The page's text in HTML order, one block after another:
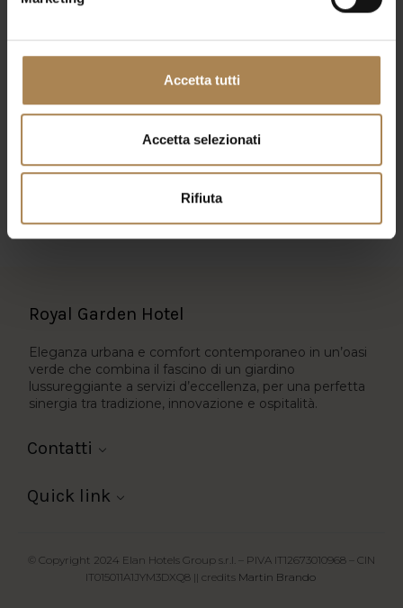
Accetta tutti
Accetta selezionati
Rifiuta
Royal Garden Hotel
Eleganza urbana e comfort contemporaneo in un’oasi
verde che combina il fascino di un giardino
lussureggiante a servizi d’eccellenza, per una perfetta
sinergia tra tradizione, innovazione e ospitalità.
Contatti
Quick link
© Copyright 2024 Elan Hotels Group s.r.l. – PIVA IT12673010968 – CIN
IT015011A1JYM3DXQ8 || credits Martin Brando